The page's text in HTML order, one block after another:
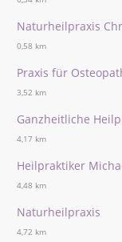
Naturheilpraxis
0,58 km
Praxis für
3,52 km
Ganzheitliche
4,17 km
Heilpraktiker
4,48 km
Naturheilpraxis
4,72 km